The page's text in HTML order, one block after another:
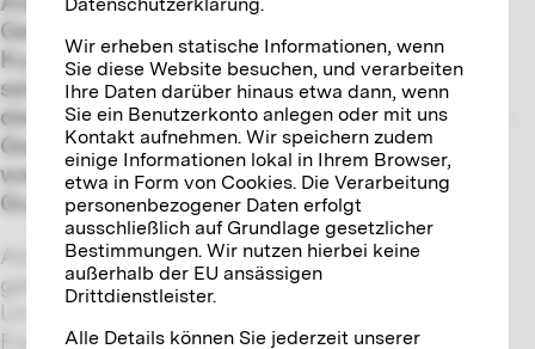
Geschäftsmann und passionierter
Kunstsammler. 1904 beauftragten er und
seine Ehefrau Suzanne Josef Hoffmann mit
der Errichtung eines Palais in Brüssel, das ein
Gesamtkunstwerk der Wiener Werkstätte
werden sollte. Für den Speisesaal entwarf
Gustav Klimt einen dreiteiligen Mosaikfries.
Adolphe Stoclet wurde 1871 in Brüssel
geboren. Er studierte an der Brüsseler
Universität Ingenieurswesen, wo er sich auf
Eisenbahntechnik spezialisierte. Nach seinem
Wir erheben statische Informationen, wenn
Sie diese Website besuchen, und verarbeiten
Ihre Daten darüber hinaus etwa dann, wenn
Sie ein Benutzerkonto anlegen oder mit uns
Kontakt aufnehmen. Wir speichern zudem
einige Informationen lokal in Ihrem Browser,
etwa in Form von Cookies. Die Verarbeitung
personenbezogener Daten erfolgt
ausschließlich auf Grundlage gesetzlicher
Bestimmungen. Wir nutzen hierbei keine
außerhalb der EU ansässigen
Drittdienstleister.
Alle Details können Sie jederzeit unserer